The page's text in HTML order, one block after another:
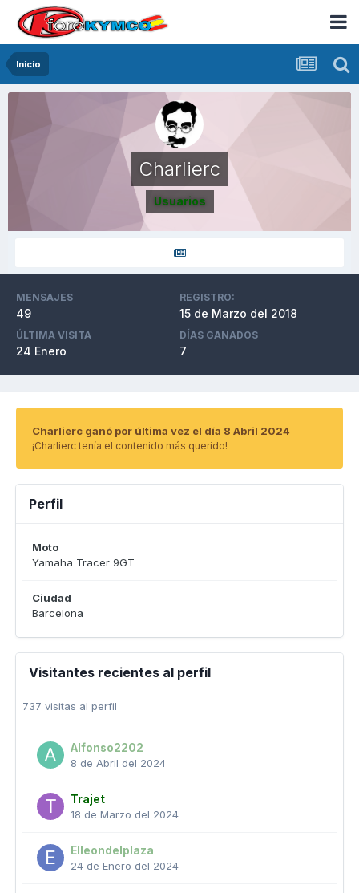
Inicio
Charlierc
Usuarios
MENSAJES
49
REGISTRO:
15 de Marzo del 2018
ÚLTIMA VISITA
24 Enero
DÍAS GANADOS
7
Charlierc ganó por última vez el día 8 Abril 2024
¡Charlierc tenía el contenido más querido!
Perfil
Moto
Yamaha Tracer 9GT
Ciudad
Barcelona
Visitantes recientes al perfil
737 visitas al perfil
Alfonso2202
8 de Abril del 2024
Trajet
18 de Marzo del 2024
Elleondelplaza
24 de Enero del 2024